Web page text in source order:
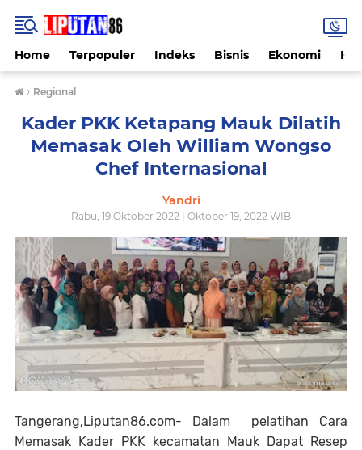
Home Terpopuler Indeks Bisnis Ekonomi
› Regional
Kader PKK Ketapang Mauk Dilatih
Memasak Oleh William Wongso
Chef Internasional
Yandri
Rabu, 19 Oktober 2022 | Oktober 19, 2022 WIB
Tangerang,Liputan86.com- Dalam pelatihan Cara
Memasak Kader PKK kecamatan Mauk Dapat Resep